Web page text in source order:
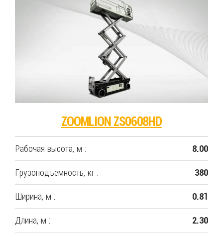
ZOOMLION ZS0608HD
Рабочая высота, м : 8.00
Грузоподъемность, кг : 380
Ширина, м : 0.81
Длина, м : 2.30